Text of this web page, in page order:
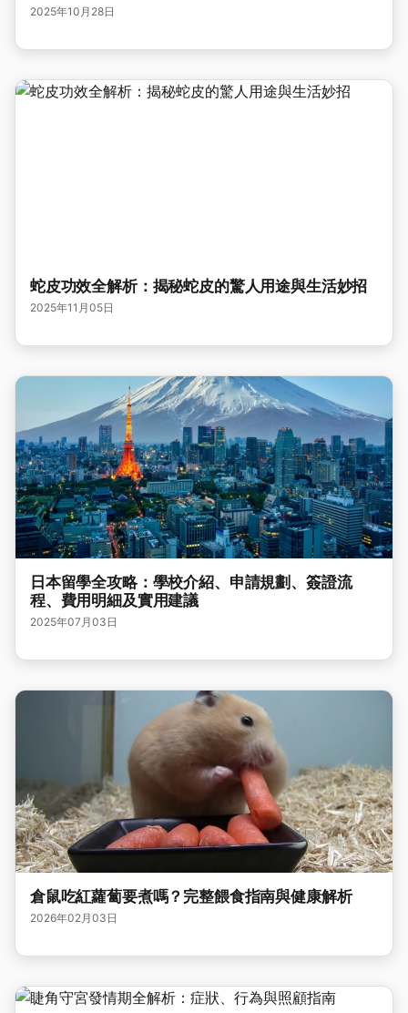
2025年10月28日
蛇皮功效全解析：揭秘蛇皮的驚人用途與生活妙招
2025年11月05日
日本留學全攻略：學校介紹、申請規劃、簽證流
程、費用明細及實用建議
2025年07月03日
倉鼠吃紅蘿蔔要煮嗎？完整餵食指南與健康解析
2026年02月03日